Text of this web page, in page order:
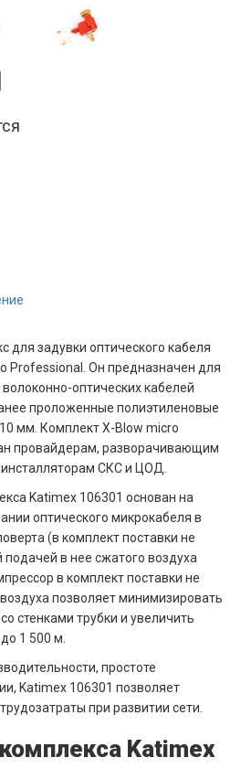
для задувки оптического кабеля
Professional. Он предназначен для
оптических кабелей
проложенные полиэтиленовые
мм. Комплект X-Blow micro
провайдерам, разворачивающим
инсталляторам СКС и ЦОД.
Katimex 106301 основан на
оптического микрокабеля в
(в комплект поставки не
в нее сжатого воздуха
в комплект поставки не
позволяет минимизировать
стенками трубки и увеличить
1 500 м.
простоте
Katimex 106301 позволяет
при развитии сети.
Katimex